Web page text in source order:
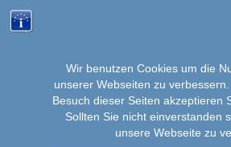
Wir benutzen Cookies um die
unserer Webseiten zu
Besuch dieser Seiten akzeptieren
Sollten Sie nicht einverstanden
unsere Webseite zu
MENU